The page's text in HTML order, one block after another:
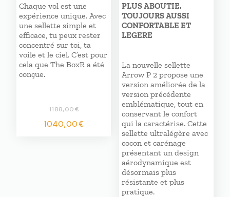
Chaque vol est une
expérience unique. Avec
une sellette simple et
efficace, tu peux rester
concentré sur toi, ta
voile et le ciel. C’est pour
cela que The BoxR a été
conçue.
1188,00€
Le
1040,00€Le
1040,00 €.
PLUS ABOUTIE,
TOUJOURS AUSSI
CONFORTABLE ET
LEGERE
La nouvelle sellette
Arrow P 2 propose une
version améliorée de la
version précédente
emblématique, tout en
conservant le confort
qui la caractérise. Cette
sellette ultralégère avec
cocon et carénage
présentant un design
aérodynamique est
désormais plus
résistante et plus
pratique.